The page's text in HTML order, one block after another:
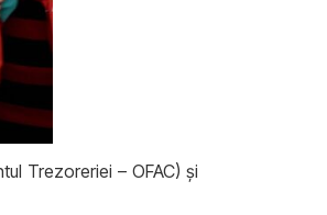
Trezoreriei – OFAC) și